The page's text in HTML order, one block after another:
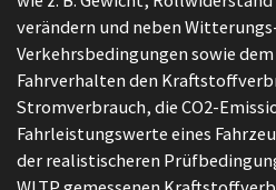
verändern und neben
Verkehrsbedingungen sowie
Fahrverhalten den
Stromverbrauch, die CO2-
Fahrleistungswerte eines
der realistischeren